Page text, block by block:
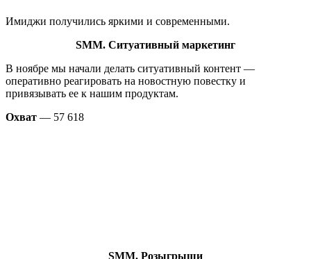
Имиджи получились яркими и современными.
SMM. Ситуативный маркетинг
В ноябре мы начали делать ситуативный контент —
оперативно реагировать на новостную повестку и
привязывать ее к нашим продуктам.
Охват — 57 618
SMM. Розыгрыши